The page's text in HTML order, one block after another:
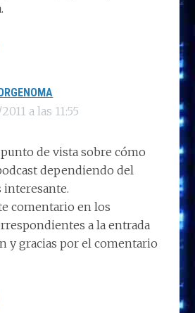
a las 11:55
de vista sobre cómo
dependiendo del
interesante.
comentario en los
a la entrada
y gracias por el comentario